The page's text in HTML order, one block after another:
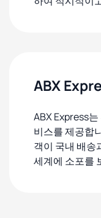
ABX
ABX Express
비스를 제공합
객이 국내 배송
세계에 소포를